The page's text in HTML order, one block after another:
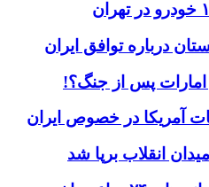
درباره توافق ایران
امارات پس از جنگ؟!
آمریکا در خصوص ایران
انقلاب برپا شد